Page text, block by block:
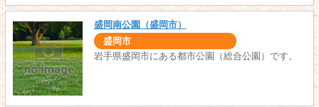
盛岡南公園（盛岡市）
盛岡市
岩手県盛岡市にある都市公園（総合公園）です。